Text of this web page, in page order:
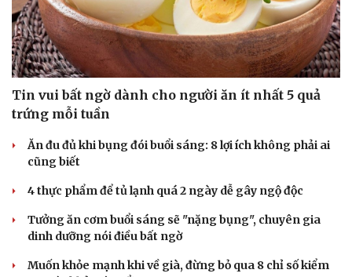
Tin vui bất ngờ dành cho người ăn ít nhất 5 quả
trứng mỗi tuần
Ăn đu đủ khi bụng đói buổi sáng: 8 lợi ích không phải ai
cũng biết
4 thực phẩm để tủ lạnh quá 2 ngày dễ gây ngộ độc
Tưởng ăn cơm buổi sáng sẽ "nặng bụng", chuyên gia
dinh dưỡng nói điều bất ngờ
Muốn khỏe mạnh khi về già, đừng bỏ qua 8 chỉ số kiểm